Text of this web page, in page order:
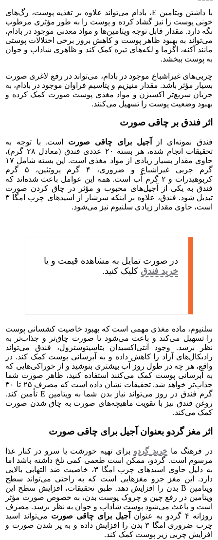
با داشتن ویتامین E، بادام می‌تواند علاوه بر تغذیه پوست، رگ‌های
خونی پوست را نیز گشاد کرده و پوست را به طور مؤثری مرطوب
نگه دارد. مقدار قابل توجه ویتامین‌ها و مواد معدنی موجود در بادام،
می‌تواند به بهبود ظاهر پوست و کاهش بروز برخی اختلالات پوستی
مانند آکنه، اگزما و لکه‌های تیره کمک کند و ظاهری شاداب و جوان
به پوست ببخشد.
چربی‌های غیراشباع موجود در بادام، می‌تواند در رفع لاغری صورت
بسیار مؤثر باشد. مقدار منیزیم و پتاسیم فراوان موجود در بادام، به
جریان سریع‌تر اکسیژن و مواد مغذی پوست صورت کمک کرده و
بهبود وضعیت پوست را تسهیل می‌کنند.
اثر فندق بر چاقی صورت
فندق نمونه‌ای از آجیل برای چاقی صورت است. با توجه به
تحقیقات انجام شده، هر بسته ۲۰ عددی فندق (معادل ۲۸ گرم)،
حاوی مقدار بسیار زیادی از مواد مغذی است. این بسته شامل ۱۷
گرم چربی غیراشباع و ضروری، ۴ گرم پروتئین، ۵ گرم
کربوهیدرات و ۲ گرم آب است. همه این عوامل باعث شده‌اند که
فندق به یکی از آجیل‌های محبوب و مؤثر در چاق کردن صورت
تبدیل شود. فندق، علاوه بر اینکه سرشار از اسیدهای چرب امگا ۳
است، حاوی مقدار زیادی سلنیوم نیز می‌شود.
در صورت تمایل به مشاهده قیمت و یا
خرید فندق کلیک کنید.
سلنیوم، ماده مغذی مهمی است که بهبود خاصیت کشسانی پوست
را تسهیل می‌کند و باعث می‌شود تا صورت چاق‌تر و جذاب‌تر به
نظر برسد. وجود آنتی‌اکسیدان بتاسیتوسترول، فندق می‌تواند
رادیکال‌های آزاد را کاهش داده و به آبرسانی پوست کمک کند. در
واقع، هر چه در طول روز آب بیشتری بنوشید و از خوراکی‌هایی که
به آبرسانی پوست کمک می‌کنند استفاده کنید، ظاهر صورت شما
جذاب‌تر خواهد شد. تحقیقات نشان داده است که مصرف ۲۵ تا ۳۰
گرم فندق در روز می‌تواند نیاز بدن شما به ویتامین E تأمین کند.
روغن فندق نیز با تقویت ماهیچه‌های صورت به چاق شدن صورت
کمک می‌کند.
اثر مغز گردو بعنوان آجیل برای چاقی صورت
در فرهنگ ما خرید گردو برای تهیه خورشت یا سرو در کنار غذا
مرسوم است. گردو، ممکن است طعمی کمی تلخ داشته باشد اما
به دلیل حاوی اسیدهای چرب امگا ۳، خاصیت ضد التهابی بالایی
دارد. این مغز جزو مغزهایی است که به راحتی می‌تواند سطح
ویتامین B بدن را افزایش دهد. طبق تحقیقات، افزایش سطح این
ویتامین در رفع چین و چروک پوست بدن، به خصوص صورت مؤثر
است و باعث می‌شود پوست شاداب و جوان به نظر برسد. مصرف
روزانه ۴ گردو به عنوان
آجیل برای چاقی صورت می‌تواند اسید
چرب ضروری امگا ۳ بدن را افزایش داده و به پر شدن صورت و
افزایش چربی زیر پوست کمک کند‌.